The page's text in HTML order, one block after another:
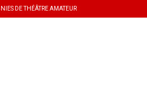
DE THÉÂTRE AMATEUR